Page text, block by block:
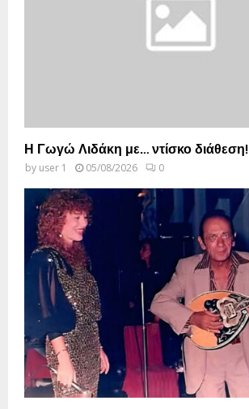
Η Γωγώ Λιδάκη με… ντίσκο διάθεση!
by user 1 05/08/2026 0